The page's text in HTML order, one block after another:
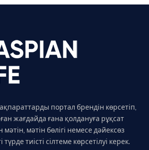
портал брендін көрсетіп,
жағдайда ғана қолдануға рұқсат
мәтін, мәтін бөлігі немесе дәйексөз
тиісті сілтеме көрсетілуі керек.